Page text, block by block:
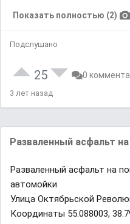
Показать полностью (2)
Подслушано
25 0
3 лет назад
Разваленный асфальт
Разваленный асфальт на
автомойки
Улица Октябрьской
Координаты 55.088003,